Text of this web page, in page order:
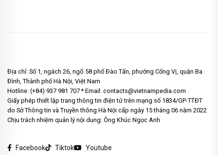
Địa chỉ: Số 1, ngách 26, ngõ 58 phố Đào Tấn, phường Cống Vị, quận Ba
Đình, Thành phố Hà Nội, Việt Nam
Hotline: (+84) 937 981 707 * Email: contacts@vietnampedia.com
Giấy phép thiết lập trang thông tin điện tử trên mạng số 1834/GP-TTĐT
do Sở Thông tin và Truyền thông Hà Nội cấp ngày 15 tháng 06 năm 2022
Chịu trách nhiệm quản lý nội dung: Ông Khúc Ngọc Anh
Facebook Tiktok Youtube